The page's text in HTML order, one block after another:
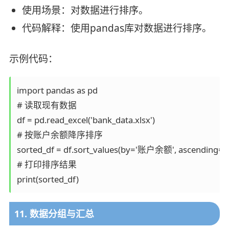
使用场景：对数据进行排序。
代码解释：使用pandas库对数据进行排序。
示例代码：
import pandas as pd
# 读取现有数据
df = pd.read_excel('bank_data.xlsx')
# 按账户余额降序排序
sorted_df = df.sort_values(by='账户余额',
# 打印排序结果
print(sorted_df)
11. 数据分组与汇总